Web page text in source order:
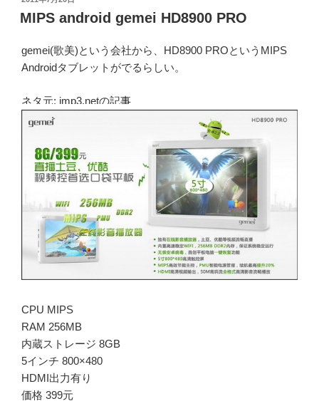
稿
日:
MIPS android gemei HD8900 PRO
gemei(歌美)という会社から、HD8900 PROというMIPS
Androidタブレットがでるらしい。
ネタ元: imp3.netの記事
CPU MIPS
RAM 256MB
内蔵ストレージ 8GB
5インチ 800×480
HDMI出力有り
価格 399元